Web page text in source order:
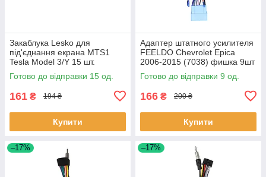
Закаблука Lesko для
під'єднання екрана MTS1
Tesla Model 3/Y 15 шт.
Готово до відправки 15 од.
161 ₴ 194 ₴
Купити
Адаптер штатного усилителя
FEELDO Chevrolet Epica
2006-2015 (7038) фишка 9шт
Готово до відправки 9 од.
166 ₴ 200 ₴
Купити
–17% –17%